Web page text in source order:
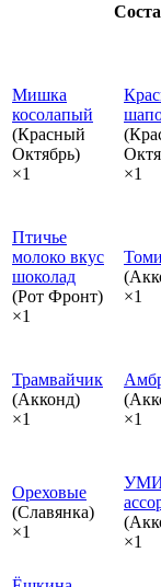
Мишка
косолапый
(Красный
Октябрь)
×1
×1
Птичье
молоко вкус
шоколад
(Рот Фронт)
×1
×1
Трамвайчик
(Акконд)
×1
×1
Ореховые
(Славянка)
×1
×1